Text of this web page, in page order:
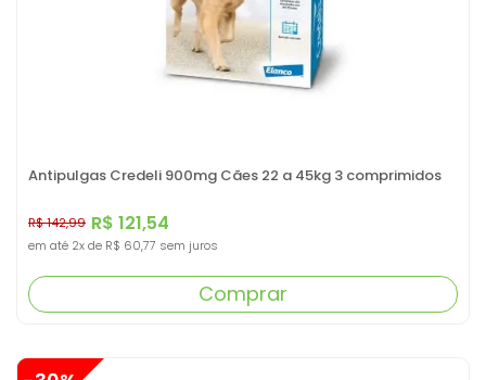
Antipulgas Credeli 900mg Cães 22 a 45kg 3 comprimidos
R$ 121,54
R$ 142,99
em até 2x de R$ 60,77 sem juros
Comprar